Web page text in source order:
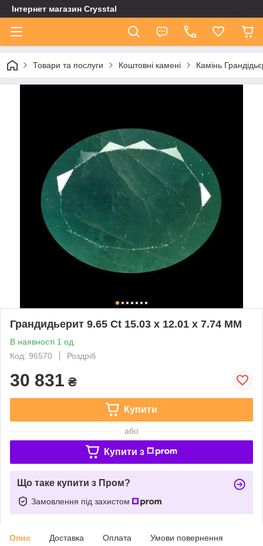
Інтернет магазин Сrysstal
Товари та послуги Коштовні камені Камінь
Грандидьерит 9.65 Ct 15.03 x 12.01 x 7.74 MM
В наявності 1 од.
Код: 96570
Роздріб
30 831 ₴
Купити
або
Купити з
Що таке купити з Пром?
Замовлення під захистом
Опис Доставка Оплата Умови повернення